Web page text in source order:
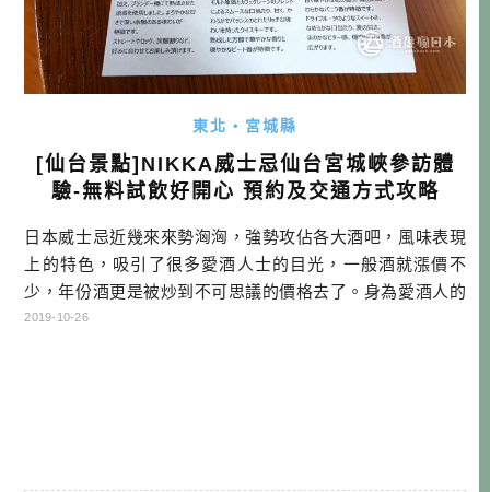
東北・宮城縣
[仙台景點]NIKKA威士忌仙台宮城峽參訪體
驗-無料試飲好開心 預約及交通方式攻略
日本威士忌近幾來來勢洶洶，強勢攻佔各大酒吧，風味表現
上的特色，吸引了很多愛酒人士的目光，一般酒就漲價不
少，年份酒更是被炒到不可思議的價格去了。身為愛酒人的
一員，又是常常訪日的自駕旅人，如果有機會訪問威士忌蒸
2019-10-26